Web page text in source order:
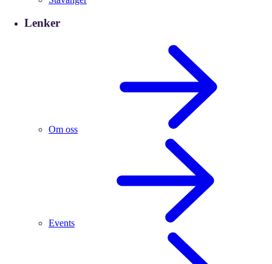
Lenker
Om oss
Events